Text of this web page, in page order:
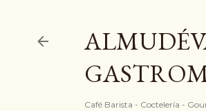
Café Barista - Coctelería -